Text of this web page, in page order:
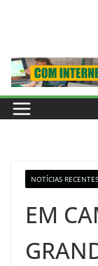
conteúdo
NOTÍCIAS RECENTES
EM